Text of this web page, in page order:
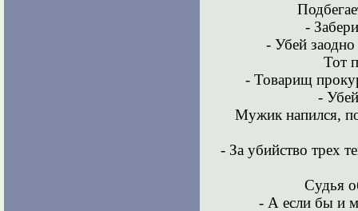
-
- Убей
Тот
- Товарищ
-
Мужик напился,
- За убийство трех
Судья
- А если бы и